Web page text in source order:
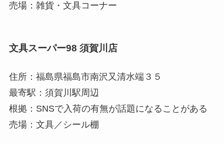
売場：雑貨・文具コーナー
文具スーパー98 須賀川店
住所：福島県福島市南沢又清水端３５
最寄駅：須賀川駅周辺
根拠：SNSで入荷の有無が話題になることがある
売場：文具／シール棚